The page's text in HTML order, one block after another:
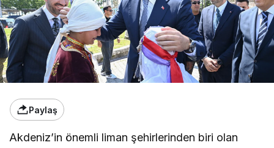
Paylaş
Akdeniz’in önemli liman şehirlerinden biri olan